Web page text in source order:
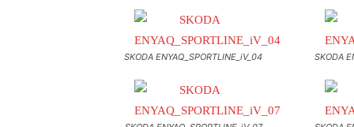
SKODA ENYAQ_SPORTLINE_iV_04 SKODA